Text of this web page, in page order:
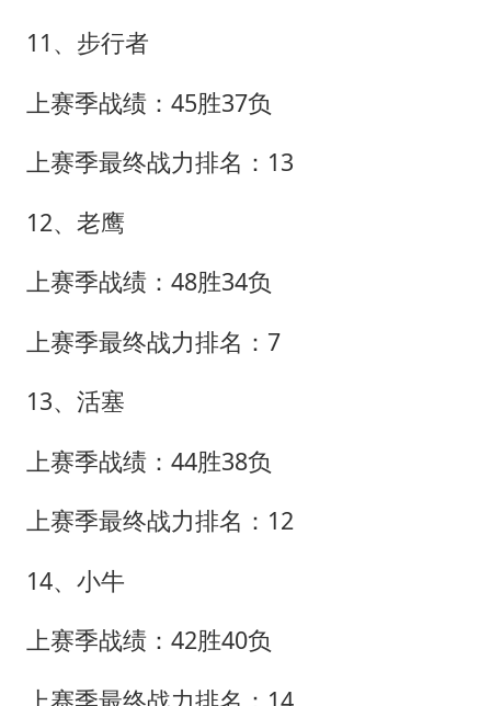
11、步行者
上赛季战绩：45胜37负
上赛季最终战力排名：13
12、老鹰
上赛季战绩：48胜34负
上赛季最终战力排名：7
13、活塞
上赛季战绩：44胜38负
上赛季最终战力排名：12
14、小牛
上赛季战绩：42胜40负